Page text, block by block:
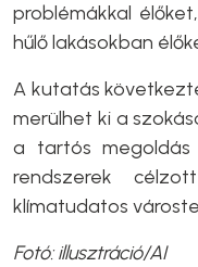
problémákkal
hűlő lakásokban
A kutatás
merülhet ki a
a tartós megoldás
rendszerek
klímatudatos
Fotó: illusztráció/AI